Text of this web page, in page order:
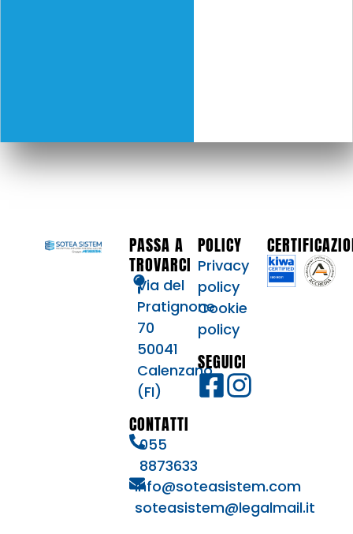
PASSA A
TROVARCI
Via del
Pratignone
70
50041
Calenzano
(FI)
CONTATTI
055
8873633
info@soteasistem.com
soteasistem@legalmail.it
POLICY
Privacy
policy
Cookie
policy
SEGUICI